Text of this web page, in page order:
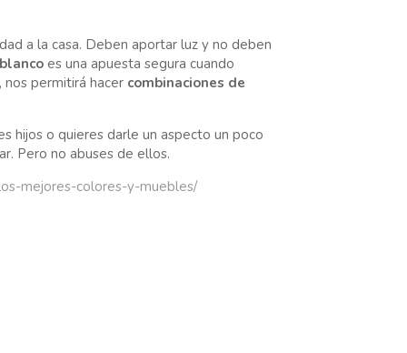
a la casa. Deben aportar luz y no deben
blanco es una apuesta segura cuando
permitirá hacer combinaciones de
hijos o quieres darle un aspecto un poco
Pero no abuses de ellos.
mejores-colores-y-muebles/